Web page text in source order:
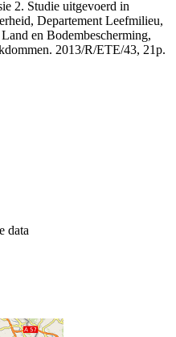
2. Studie uitgevoerd in
Departement Leefmilieu,
en Bodembescherming,
2013/R/ETE/43, 21p.
data